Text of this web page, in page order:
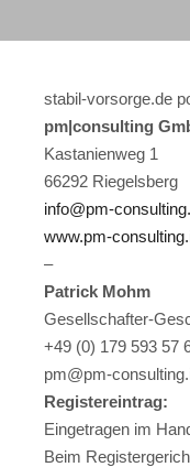
stabil-vorsorge.de
pm|consulting
Kastanienweg 1
66292 Riegelsberg
info@pm-
www.pm-
–
Patrick Mohm
Gesellschafter-
+49 (0) 179 593 57
pm@pm-
Registereintrag:
Eingetragen im
Beim